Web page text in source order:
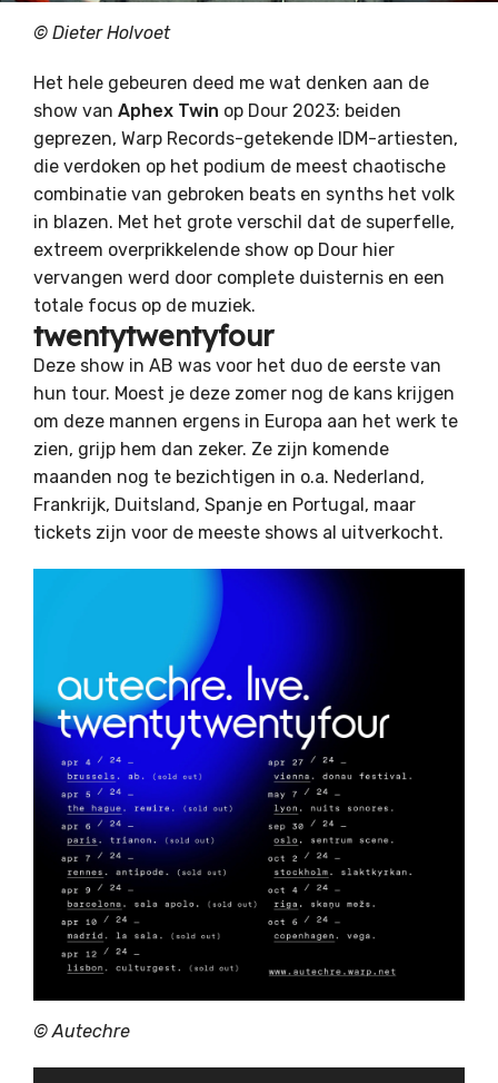
© Dieter Holvoet
Het hele gebeuren deed me wat denken aan de
show van Aphex Twin op Dour 2023: beiden
geprezen, Warp Records-getekende IDM-artiesten,
die verdoken op het podium de meest chaotische
combinatie van gebroken beats en synths het volk
in blazen. Met het grote verschil dat de superfelle,
extreem overprikkelende show op Dour hier
vervangen werd door complete duisternis en een
totale focus op de muziek.
twentytwentyfour
Deze show in AB was voor het duo de eerste van
hun tour. Moest je deze zomer nog de kans krijgen
om deze mannen ergens in Europa aan het werk te
zien, grijp hem dan zeker. Ze zijn komende
maanden nog te bezichtigen in o.a. Nederland,
Frankrijk, Duitsland, Spanje en Portugal, maar
tickets zijn voor de meeste shows al uitverkocht.
© Autechre